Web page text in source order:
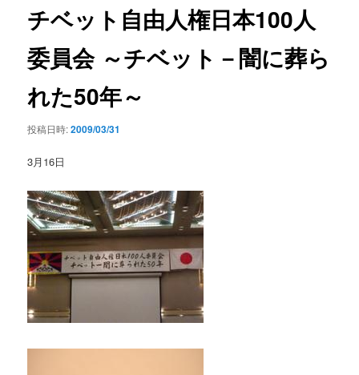
ビ
ゲ
シ
チベット自由人権日本100人
委員会 ～チベット－闇に葬ら
れた50年～
投稿日時:2009/03/31
3月16日